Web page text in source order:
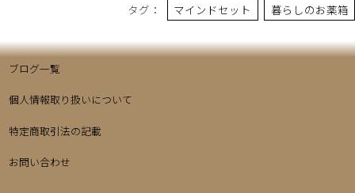
タグ： マインドセット 暮らしのお薬箱
ブログ一覧
個人情報取り扱いについて
特定商取引法の記載
お問い合わせ